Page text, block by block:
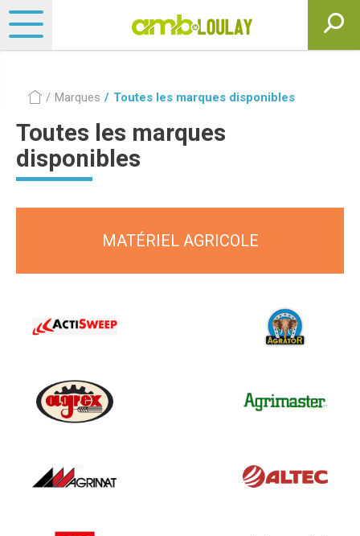
Marques Toutes les marques disponibles
Toutes les marques
disponibles
MATÉRIEL AGRICOLE